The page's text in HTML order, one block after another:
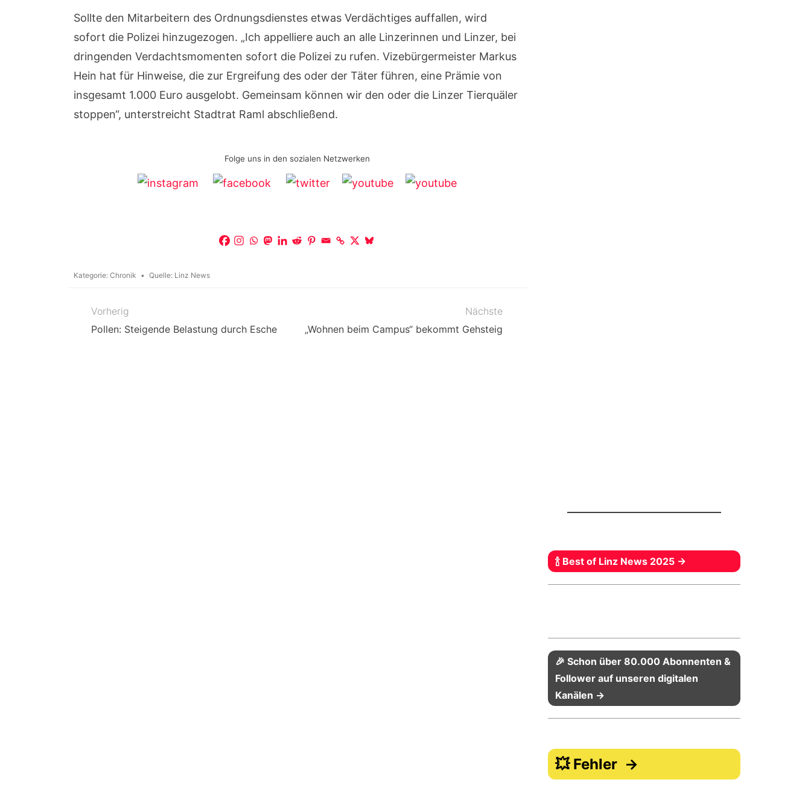
Sollte den Mitarbeitern des Ordnungsdienstes etwas Verdächtiges auffallen, wird
sofort die Polizei hinzugezogen. „Ich appelliere auch an alle Linzerinnen und Linzer, bei
dringenden Verdachtsmomenten sofort die Polizei zu rufen. Vizebürgermeister Markus
Hein hat für Hinweise, die zur Ergreifung des oder der Täter führen, eine Prämie von
insgesamt 1.000 Euro ausgelobt. Gemeinsam können wir den oder die Linzer Tierquäler
stoppen“, unterstreicht Stadtrat Raml abschließend.
Folge uns in den sozialen Netzwerken
Kategorie: Chronik Quelle: Linz News
Beitragsnavigation
Vorherig
Pollen: Steigende Belastung durch Esche
Nächste
„Wohnen beim Campus“ bekommt Gehsteig
🍾 Best of Linz News 2025 →
🎉 Schon über 80.000 Abonnenten &
Follower auf unseren digitalen
Kanälen →
💥 Fehler →